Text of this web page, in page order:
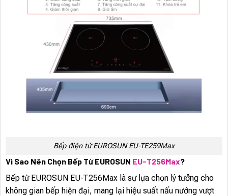
Bếp điện từ EUROSUN EU-TE259Max
Vì Sao Nên Chọn Bếp Từ EUROSUN EU-T256Max?
Bếp từ EUROSUN EU-T256Max là sự lựa chọn lý tưởng cho
không gian bếp hiện đại, mang lại hiệu suất nấu nướng vượt